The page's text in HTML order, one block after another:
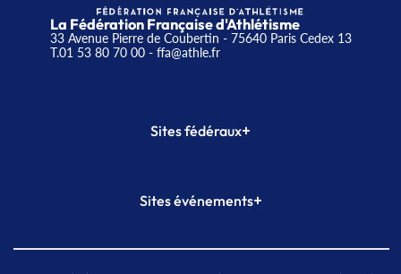
La Fédération Française d'Athlétisme
33 Avenue Pierre de Coubertin - 75640 Paris Cedex 13
T.01 53 80 70 00- ffa@athle.fr
Sites fédéraux+
Plateforme Formation
Sites événements+
Meeting de Paris indoor